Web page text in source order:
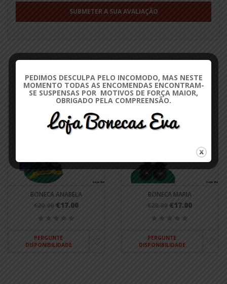
BONECA MARIA
€20.00 €17.00
PERGUNTE
DISPONIBILIDADE
BONECA EM EVA FINALISTA
PSICOLOGIA SALOMÉ
PERGUNTE
PEDIMOS DESCULPA PELO INCOMODO, MAS NESTE
MOMENTO TODAS AS ENCOMENDAS ENCONTRAM-
SE SUSPENSAS POR MOTIVOS DE FORÇA MAIOR,
OBRIGADO PELA COMPREENSÃO.